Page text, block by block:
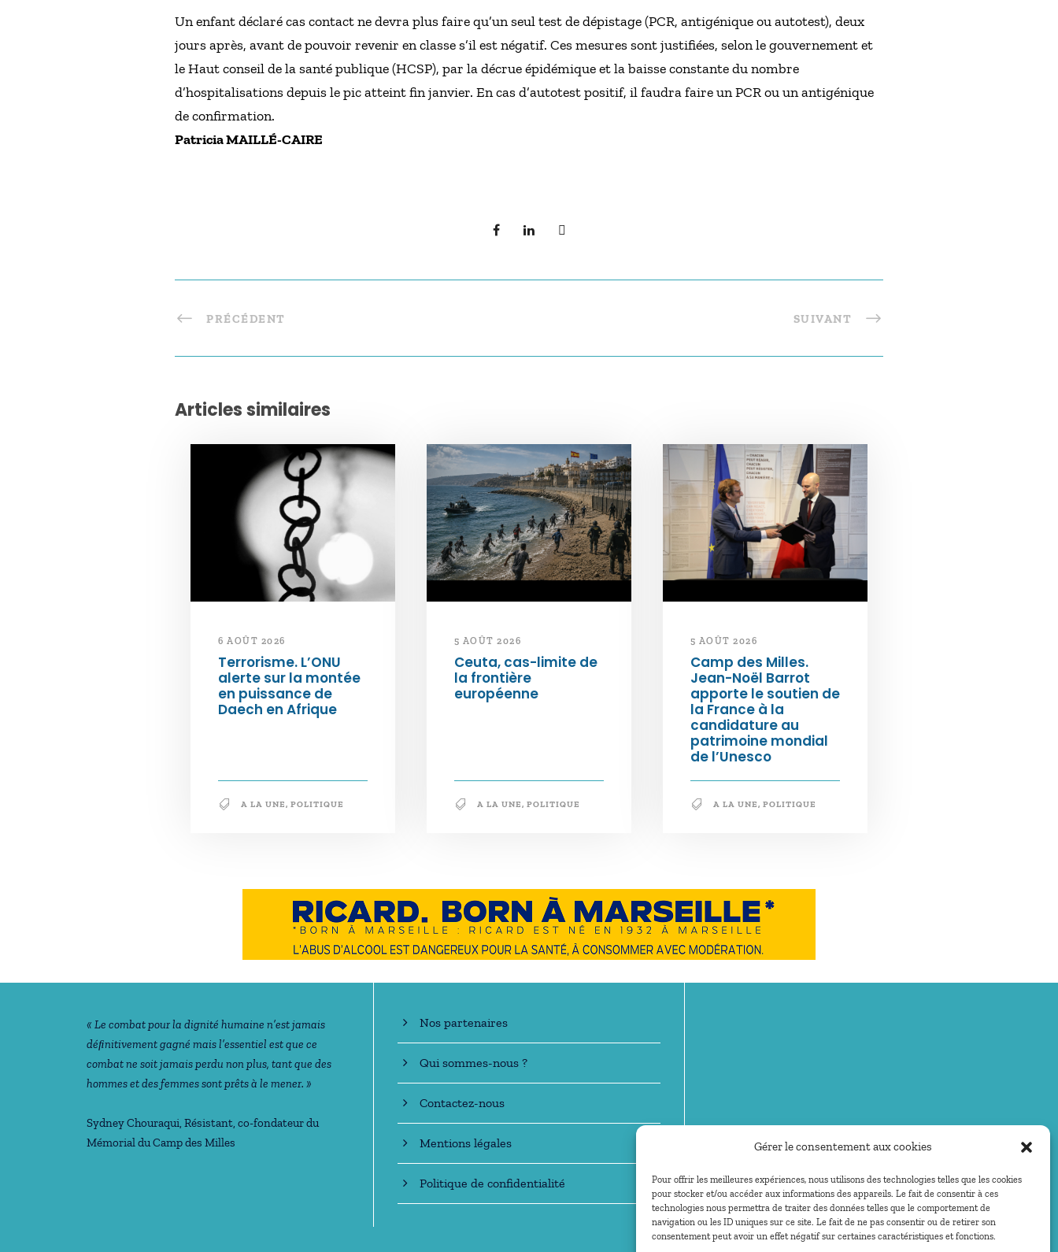
Gérer le consentement aux cookies
Pour offrir les meilleures expériences, nous utilisons des technologies telles que les cookies
pour stocker et/ou accéder aux informations des appareils. Le fait de consentir à ces
technologies nous permettra de traiter des données telles que le comportement de
navigation ou les ID uniques sur ce site. Le fait de ne pas consentir ou de retirer son
consentement peut avoir un effet négatif sur certaines caractéristiques et fonctions.
Un enfant déclaré cas contact ne devra plus faire qu’un seul test de dépistage (PCR, antigénique ou autotest), deux
jours après, avant de pouvoir revenir en classe s’il est négatif. Ces mesures sont justifiées, selon le gouvernement et
le Haut conseil de la santé publique (HCSP), par la décrue épidémique et la baisse constante du nombre
d’hospitalisations depuis le pic atteint fin janvier. En cas d’autotest positif, il faudra faire un PCR ou un antigénique
de confirmation.
Patricia MAILLÉ-CAIRE
PRÉCÉDENT SUIVANT
Articles similaires
6 AOÛT 2026
Terrorisme. L’ONU
alerte sur la montée
en puissance de
Daech en Afrique
A LA UNE, POLITIQUE
5 AOÛT 2026
Ceuta, cas-limite de
la frontière
européenne
A LA UNE, POLITIQUE
5 AOÛT 2026
Camp des Milles.
Jean-Noël Barrot
apporte le soutien de
la France à la
candidature au
patrimoine mondial
de l’Unesco
A LA UNE, POLITIQUE
Notre philosophie
« Le combat pour la dignité humaine n’est jamais
déﬁnitivement gagné mais l’essentiel est que ce
combat ne soit jamais perdu non plus, tant que des
hommes et des femmes sont prêts à le mener. »
Sydney Chouraqui, Résistant, co-fondateur du
Mémorial du Camp des Milles
En savoir +
Nos partenaires
Qui sommes-nous ?
Contactez-nous
Mentions légales
Politique de confidentialité